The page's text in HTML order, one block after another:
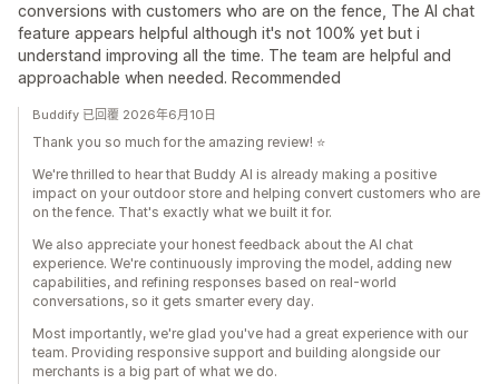
conversions with customers who are on the fence, The AI chat
feature appears helpful although it's not 100% yet but i
understand improving all the time. The team are helpful and
approachable when needed. Recommended
Buddify 已回覆 2026年6月10日
Thank you so much for the amazing review! ⭐
We're thrilled to hear that Buddy AI is already making a positive
impact on your outdoor store and helping convert customers who are
on the fence. That's exactly what we built it for.
We also appreciate your honest feedback about the AI chat
experience. We're continuously improving the model, adding new
capabilities, and refining responses based on real-world
conversations, so it gets smarter every day.
Most importantly, we're glad you've had a great experience with our
team. Providing responsive support and building alongside our
merchants is a big part of what we do.